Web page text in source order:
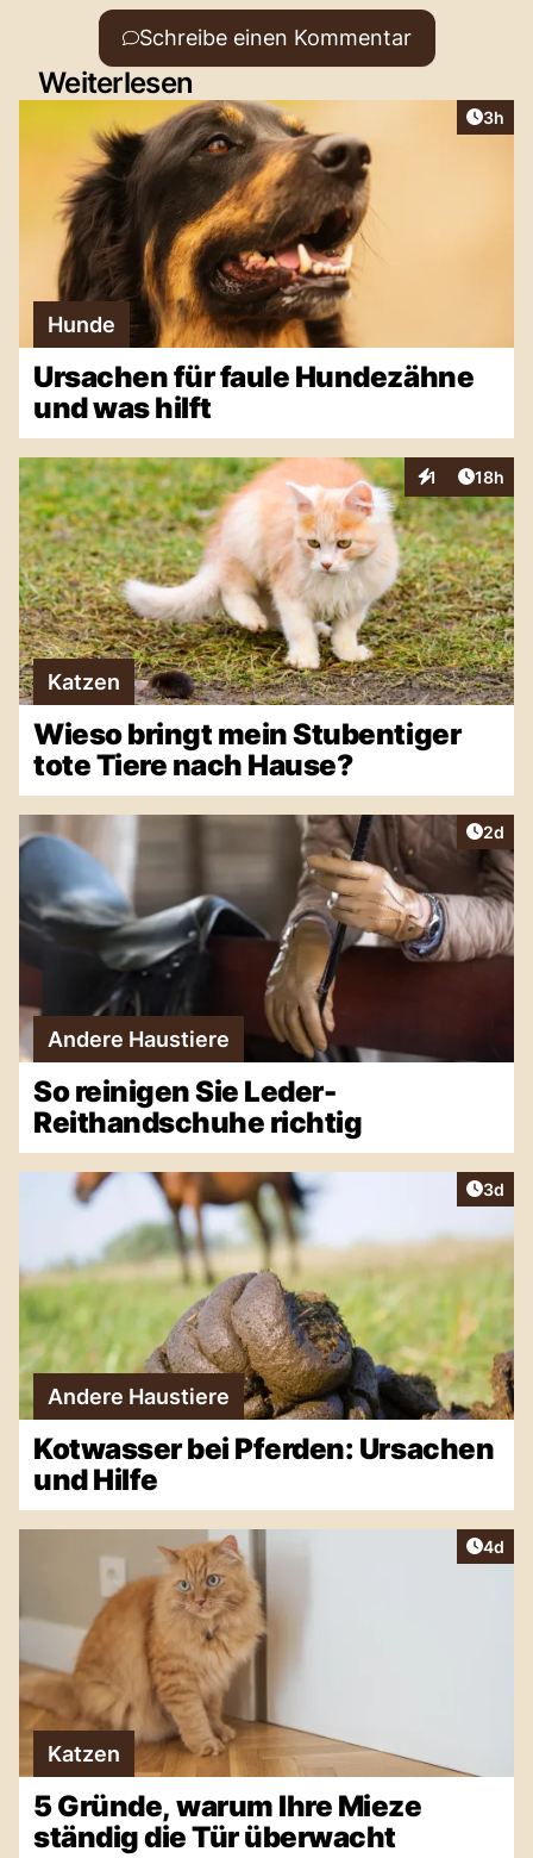
Schreibe einen Kommentar
Weiterlesen
3h
Hunde
Ursachen für faule Hundezähne
und was hilft
1
Interaktionen
Artikel
18h
Katzen
Wieso bringt mein Stubentiger
tote Tiere nach Hause?
2d
Andere Haustiere
So reinigen Sie Leder-
Reithandschuhe richtig
3d
Andere Haustiere
Kotwasser bei Pferden: Ursachen
und Hilfe
4d
Katzen
5 Gründe, warum Ihre Mieze
ständig die Tür überwacht